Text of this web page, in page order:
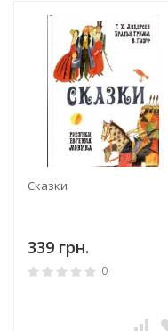
Сказки
339 грн.
0